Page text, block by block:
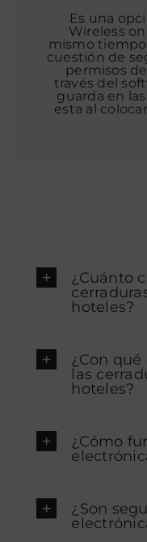
Es una
Wireless
mismo
cuestión de
permisos
través del
guarda en
esta al
¿Cuánto
hoteles?
¿Con
las
hoteles?
¿Cómo
¿Son